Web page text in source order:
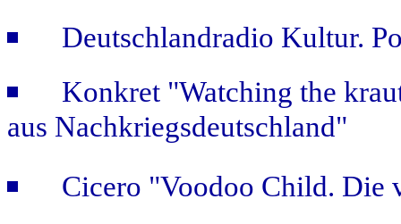
Deutschlandradio Kultur.
Konkret "Watching the
aus Nachkriegsdeutschland"
Cicero "Voodoo Child. Die